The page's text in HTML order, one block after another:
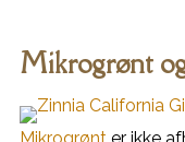
Mikrogrønt